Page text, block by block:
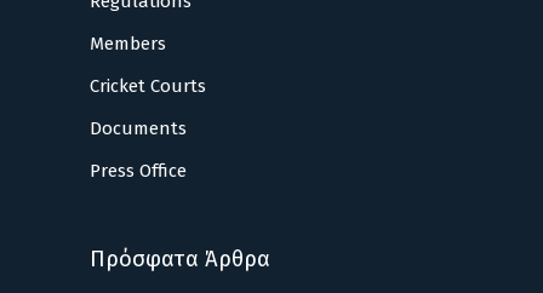
Members
Cricket Courts
Documents
Press Office
Πρόσφατα Άρθρα